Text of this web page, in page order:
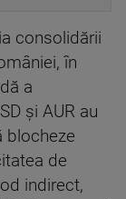
consolidării
în
a
și AUR au
blocheze
de
indirect,